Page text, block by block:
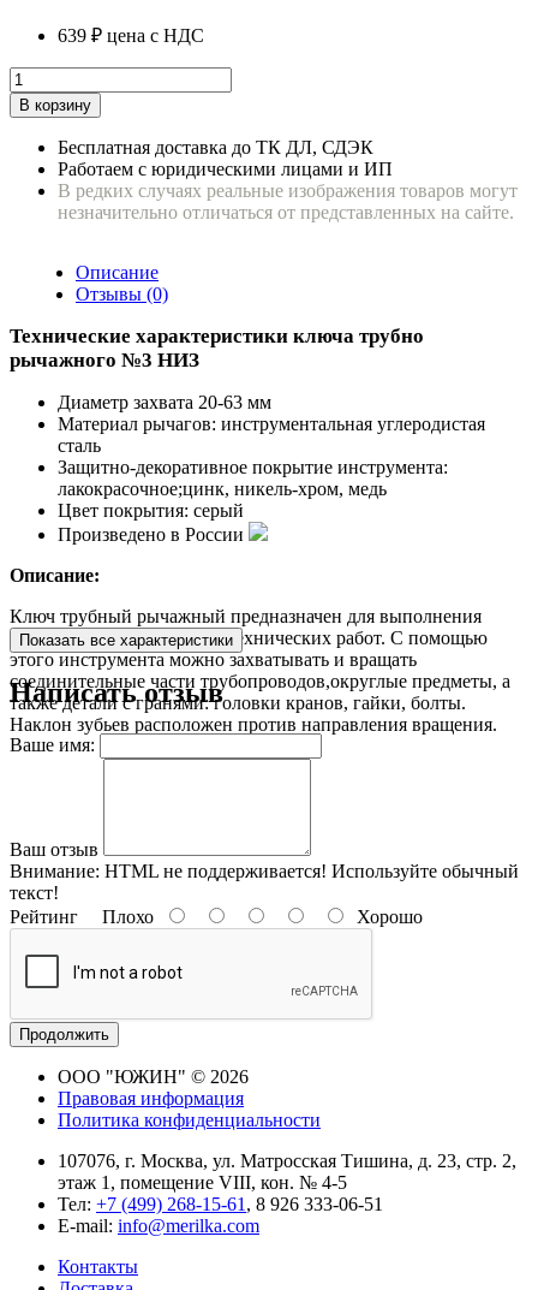
639 ₽ цена с НДС
В корзину
Бесплатная доставка до ТК ДЛ, СДЭК
Работаем с юридическими лицами и ИП
В редких случаях реальные изображения товаров могут
незначительно отличаться от представленных на сайте.
Описание
Отзывы (0)
Технические характеристики ключа трубно
рычажного №3 НИЗ
Диаметр захвата 20-63 мм
Материал рычагов: инструментальная углеродистая
сталь
Защитно-декоративное покрытие инструмента:
лакокрасочное;цинк, никель-хром, медь
Цвет покрытия: серый
Произведено в России
Описание:
Ключ трубный рычажный предназначен для выполнения
различных слесарных, сантехнических работ. С помощью
этого инструмента можно захватывать и вращать
соединительные части трубопроводов,округлые предметы, а
также детали с гранями: головки кранов, гайки, болты.
Наклон зубьев расположен против направления вращения.
Показать все характеристики
Написать отзыв
Ваше имя:
Ваш отзыв
Внимание: HTML не поддерживается! Используйте обычный
текст!
Рейтинг Плохо Хорошо
Продолжить
ООО "ЮЖИН" © 2026
Правовая информация
Политика конфиденциальности
107076, г. Москва, ул. Матросская Тишина, д. 23, стр. 2,
этаж 1, помещение VIII, кон. № 4-5
Тел: +7 (499) 268-15-61 , 8 926 333-06-51
E-mail: info@merilka.com
Контакты